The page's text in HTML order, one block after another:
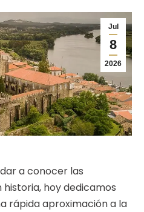
Jul
8
2026
a conocer las
hoy dedicamos
rápida aproximación a la